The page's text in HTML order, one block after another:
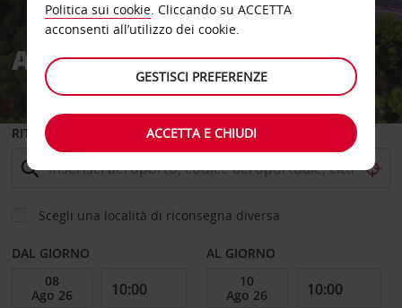
AVIS per COOP
RITIRO DA
Scegli una località di riconsegna diversa
DAL GIORNO AL GIORNO
Politica sui cookie. Cliccando su ACCETTA
acconsenti all’utilizzo dei cookie.
GESTISCI PREFERENZE
ACCETTA E CHIUDI